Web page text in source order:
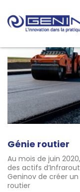
Génie routier
Au mois de juin
des actifs
Geninov de créer
routier